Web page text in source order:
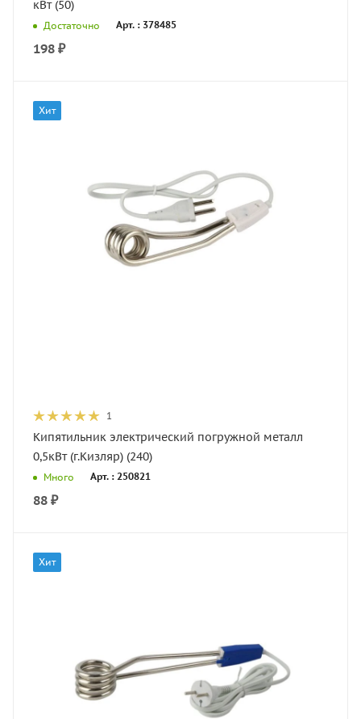
кВт (50)
Достаточно Арт. : 378485
198 ₽
Хит
1
Кипятильник электрический погружной металл
0,5кВт (г.Кизляр) (240)
Много Арт. : 250821
88 ₽
Хит